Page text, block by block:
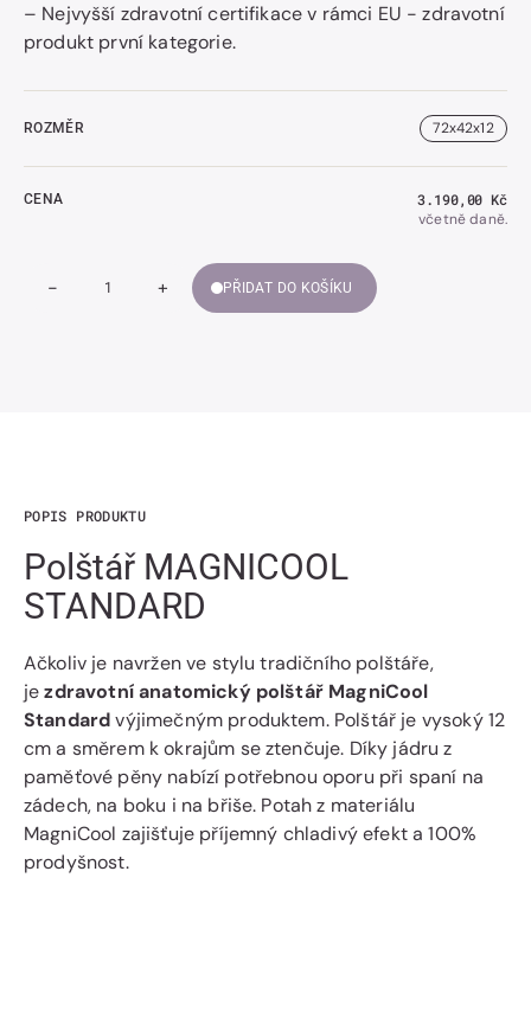
– Nejvyšší zdravotní certifikace v rámci EU - zdravotní
produkt první kategorie.
ROZMĚR 72x42x12
CENA Běžná
cena
3.190,00 Kč
včetně daně.
Snížit
-
Zvýšit
množství
+ PŘIDAT DO KOŠÍKU
POPIS PRODUKTU
Polštář MAGNICOOL
STANDARD
Ačkoliv je navržen ve stylu tradičního polštáře,
jezdravotní anatomický polštář MagniCool
Standardvýjimečným produktem. Polštář je vysoký 12
cm a směrem k okrajům se ztenčuje. Díky jádru z
paměťové pěny nabízí potřebnou oporu při spaní na
zádech, na boku i na břiše. Potah z materiálu
MagniCool zajišťuje příjemný chladivý efekt a 100%
prodyšnost.